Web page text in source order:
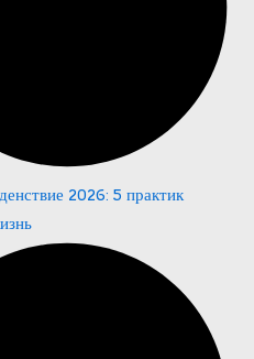
2026: 5 практик